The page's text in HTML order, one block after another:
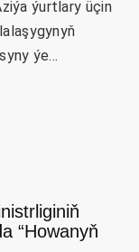
ýurtlary üçin
ýe...
“Howanyň